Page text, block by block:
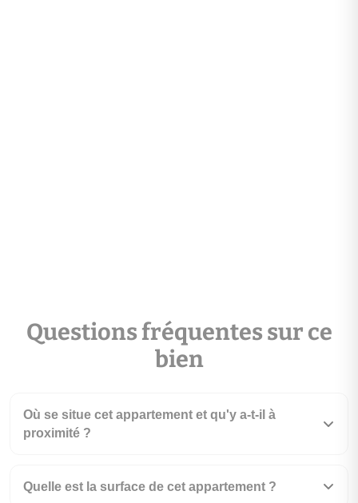
Questions fréquentes sur ce
bien
Où se situe cet appartement et qu'y a-t-il à
proximité ?
Quelle est la surface de cet appartement ?